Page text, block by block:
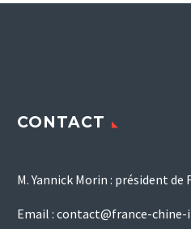
CONTACT
M. Yannick Morin : président
Email : contact@france-